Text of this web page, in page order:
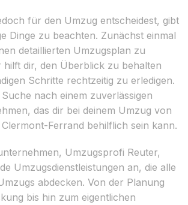
für den Umzug entscheidest, gibt
Dinge zu beachten. Zunächst einmal
detaillierten Umzugsplan zu
hilft dir, den Überblick zu behalten
Schritte rechtzeitig zu erledigen.
nach einem zuverlässigen
das dir bei deinem Umzug von
Ferrand behilflich sein kann.
Umzugsprofi Reuter,
Umzugsdienstleistungen an, die alle
abdecken. Von der Planung
bis hin zum eigentlichen